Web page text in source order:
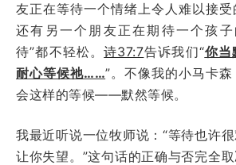
友正在等待一个情绪上令人难以接受
还有另一个朋友正在期待一个孩
待”都不轻松。诗37:7告诉我们“你当
耐心等候祂……”。不像我的小马卡
会这样的等候——默然等候。
我最近听说一位牧师说：“等待也许
让你失望。”这句话的正确与否完全